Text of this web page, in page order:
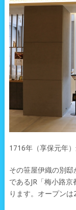
1716年（享保元年
その笹屋伊織の別
であるJR「梅小路
ります。オープンは